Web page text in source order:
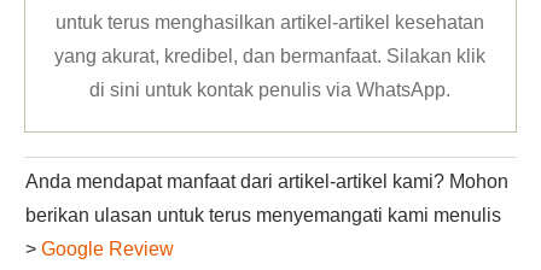
untuk terus menghasilkan artikel-artikel kesehatan
yang akurat, kredibel, dan bermanfaat. Silakan klik
di sini untuk kontak penulis via WhatsApp.
Anda mendapat manfaat dari artikel-artikel kami? Mohon
berikan ulasan untuk terus menyemangati kami menulis
> Google Review